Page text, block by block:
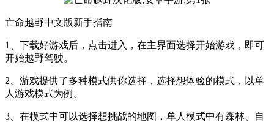
亡命越野中文版新手指南
1、下载好游戏后，点击进入，在主界面选择开始游戏，即可
开始越野驾驶。
2、游戏提供了多种模式供你选择，选择想体验的模式，以单
人游戏模式为例。
3、在模式中可以选择想挑战的地图，单人模式中有森林、自